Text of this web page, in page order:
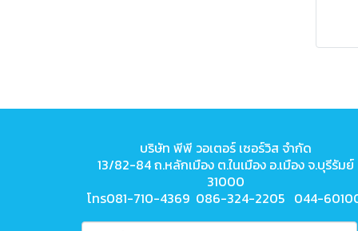
บริษัท พีพี วอเตอร์ เซอร์วิส จำกัด
13/82-84 ถ.หลักเมือง ต.ในเมือง อ.เมือง จ.บุรีรัมย์
31000
โทร081-710-4369 086-324-2205 044-